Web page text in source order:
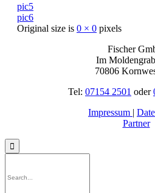
pic5
pic6
Original size is 0 × 0 pixels
Fischer
Im
70806
Tel: 07154 2501 oder
Impressum |
Partner
